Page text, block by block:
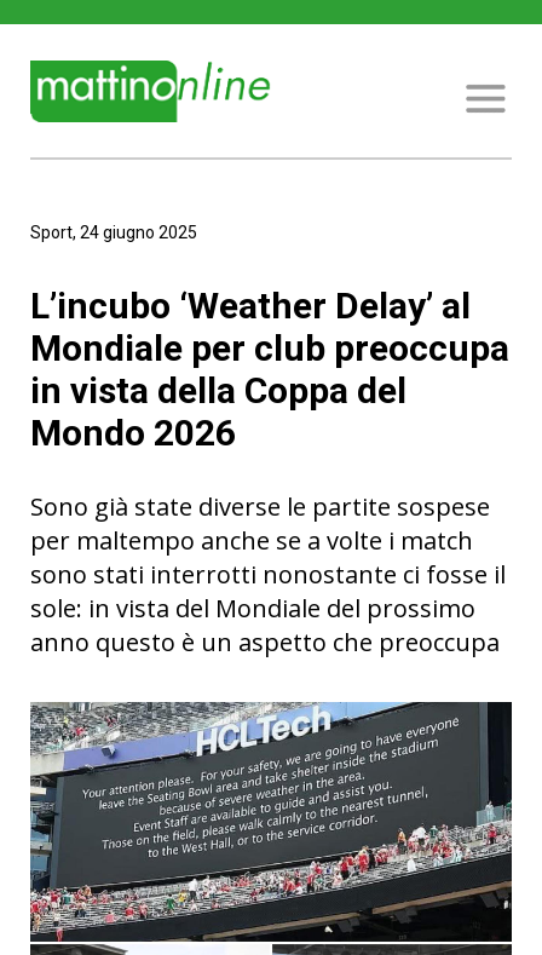
Sport, 24 giugno 2025
L’incubo ‘Weather Delay’ al
Mondiale per club preoccupa
in vista della Coppa del
Mondo 2026
Sono già state diverse le partite sospese
per maltempo anche se a volte i match
sono stati interrotti nonostante ci fosse il
sole: in vista del Mondiale del prossimo
anno questo è un aspetto che preoccupa